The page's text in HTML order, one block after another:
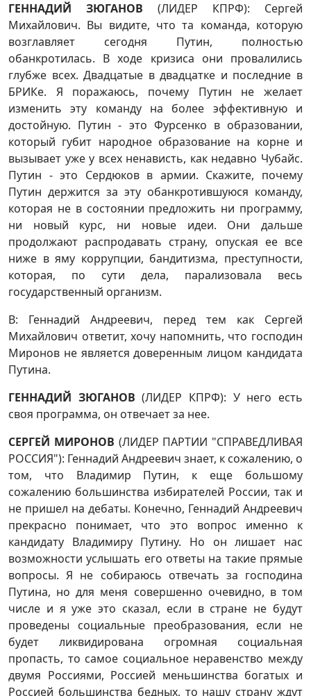
ГЕННАДИЙ ЗЮГАНОВ (ЛИДЕР КПРФ): Сергей
Михайлович. Вы видите, что та команда, которую
возглавляет сегодня Путин, полностью
обанкротилась. В ходе кризиса они провалились
глубже всех. Двадцатые в двадцатке и последние в
БРИКе. Я поражаюсь, почему Путин не желает
изменить эту команду на более эффективную и
достойную. Путин - это Фурсенко в образовании,
который губит народное образование на корне и
вызывает уже у всех ненависть, как недавно Чубайс.
Путин - это Сердюков в армии. Скажите, почему
Путин держится за эту обанкротившуюся команду,
которая не в состоянии предложить ни программу,
ни новый курс, ни новые идеи. Они дальше
продолжают распродавать страну, опуская ее все
ниже в яму коррупции, бандитизма, преступности,
которая, по сути дела, парализовала весь
государственный организм.
В: Геннадий Андреевич, перед тем как Сергей
Михайлович ответит, хочу напомнить, что господин
Миронов не является доверенным лицом кандидата
Путина.
ГЕННАДИЙ ЗЮГАНОВ (ЛИДЕР КПРФ): У него есть
своя программа, он отвечает за нее.
СЕРГЕЙ МИРОНОВ (ЛИДЕР ПАРТИИ "СПРАВЕДЛИВАЯ
РОССИЯ"): Геннадий Андреевич знает, к сожалению, о
том, что Владимир Путин, к еще большому
сожалению большинства избирателей России, так и
не пришел на дебаты. Конечно, Геннадий Андреевич
прекрасно понимает, что это вопрос именно к
кандидату Владимиру Путину. Но он лишает нас
возможности услышать его ответы на такие прямые
вопросы. Я не собираюсь отвечать за господина
Путина, но для меня совершенно очевидно, в том
числе и я уже это сказал, если в стране не будут
проведены социальные преобразования, если не
будет ликвидирована огромная социальная
пропасть, то самое социальное неравенство между
двумя Россиями, Россией меньшинства богатых и
Россией большинства бедных, то нашу страну ждут